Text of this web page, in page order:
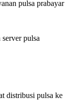
pulsa prabayar
pulsa
distribusi pulsa ke